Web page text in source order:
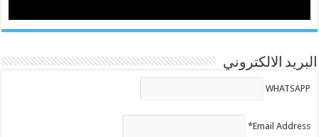
البريد الالكتروني
WHATSAPP
Email Address*